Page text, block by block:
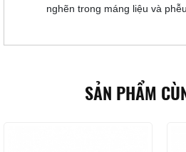
nghẽn trong máng liệu và
SẢN PHẨM